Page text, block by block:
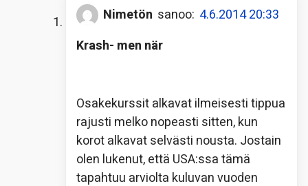
Nimetön sanoo: 4.6.2014 20:33
Krash- men när
Osakekurssit alkavat ilmeisesti tippua
rajusti melko nopeasti sitten, kun
korot alkavat selvästi nousta. Jostain
olen lukenut, että USA:ssa tämä
tapahtuu arviolta kuluvan vuoden